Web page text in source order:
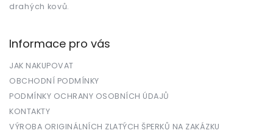
drahých kovů.
Informace pro vás
JAK NAKUPOVAT
OBCHODNÍ PODMÍNKY
PODMÍNKY OCHRANY OSOBNÍCH ÚDAJŮ
KONTAKTY
VÝROBA ORIGINÁLNÍCH ZLATÝCH ŠPERKŮ NA ZAKÁZKU